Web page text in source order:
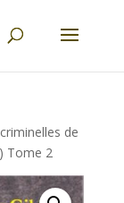
de
Tome 2